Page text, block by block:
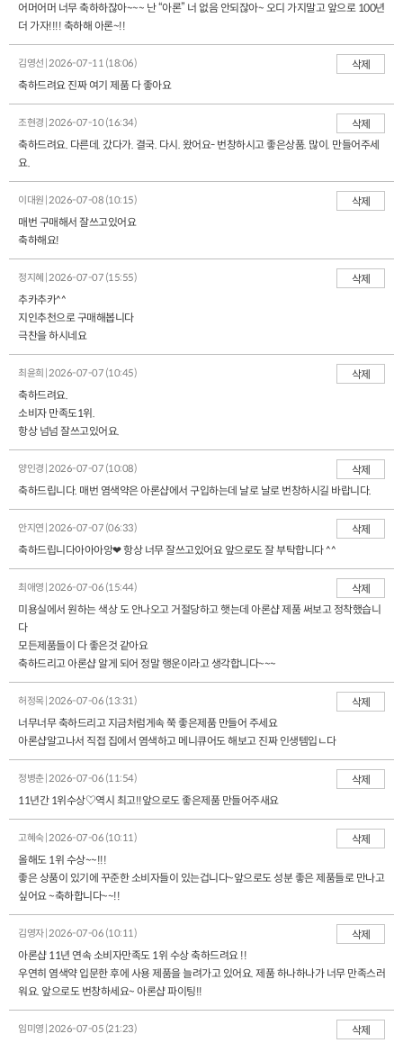
어머어머 너무 축하하잖아~~~ 난 “아론” 너 없음 안되잖아~ 오디 가지말고 앞으로 100년
더 가자!!!! 축하해 아론~!!
김영선 | 2026-07-11 (18:06)
삭제
축하드려요 진짜 여기 제품 다 좋아요
조현경 | 2026-07-10 (16:34)
삭제
축하드려요. 다른데. 갔다가. 결국. 다시. 왔어요- 번창하시고 좋은상품. 많이. 만들어주세
요.
이대원 | 2026-07-08 (10:15)
삭제
매번 구매해서 잘쓰고있어요
축하해요!
정지혜 | 2026-07-07 (15:55)
삭제
추카추카^^
지인추천으로 구매해봅니다
극찬을 하시네요
최윤희 | 2026-07-07 (10:45)
삭제
축하드려요.
소비자 만족도1위.
항상 넘넘 잘쓰고있어요.
양인경 | 2026-07-07 (10:08)
삭제
축하드립니다. 매번 염색약은 아론샵에서 구입하는데 날로 날로 번창하시길 바랍니다.
안지연 | 2026-07-07 (06:33)
삭제
축하드립니다아아아앙❤ 항상 너무 잘쓰고있어요 앞으로도 잘 부탁합니다 ^^
최애영 | 2026-07-06 (15:44)
삭제
미용실에서 원하는 색상 도 안나오고 거절당하고 햇는데 아론샵 제품 써보고 정착했습니
다
모든제품들이 다 좋은것 같아요
축하드리고 아론샵 알게 되어 정말 행운이라고 생각합니다~~~
허정목 | 2026-07-06 (13:31)
삭제
너무너무 축하드리고 지금처럼게속 쭉 좋은제품 만들어 주세요
아론샵알고나서 직접 집에서 염색하고 메니큐어도 해보고 진짜 인생템입ㄴ다
정병춘 | 2026-07-06 (11:54)
삭제
11년간 1위수상♡역시 최고!!앞으로도 좋은제품 만들어주새요
고혜숙 | 2026-07-06 (10:11)
삭제
올해도 1위 수상~~!!!
좋은 상품이 있기에 꾸준한 소비자들이 있는겁니다~앞으로도 성분 좋은 제품들로 만나고
싶어요 ~축하합니다~~!!
김영자 | 2026-07-06 (10:11)
삭제
아론샵 11년 연속 소비자만족도 1위 수상 축하드려요 !!
우연히 염색약 입문한 후에 사용 제품을 늘려가고 있어요. 제품 하나하나가 너무 만족스러
워요. 앞으로도 번창하세요~ 아론샵 파이팅!!
임미영 | 2026-07-05 (21:23)
삭제